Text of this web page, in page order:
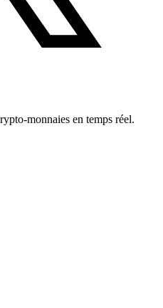
monnaies en temps réel.